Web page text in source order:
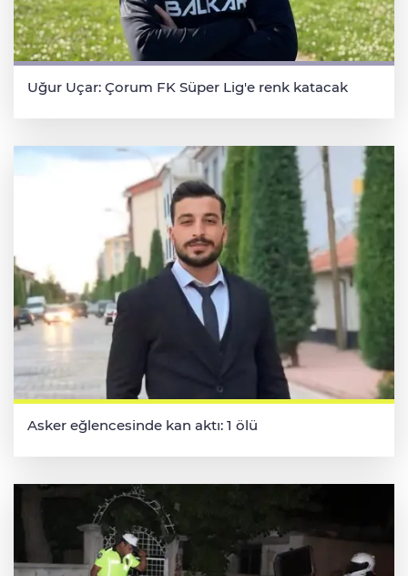
Uğur Uçar: Çorum FK Süper Lig'e renk katacak
Asker eğlencesinde kan aktı: 1 ölü